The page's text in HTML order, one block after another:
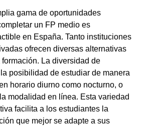
gama de oportunidades
un FP medio es
en España. Tanto instituciones
ofrecen diversas alternativas
La diversidad de
posibilidad de estudiar de manera
horario diurno como nocturno, o
modalidad en línea. Esta variedad
facilita a los estudiantes la
que mejor se adapte a sus